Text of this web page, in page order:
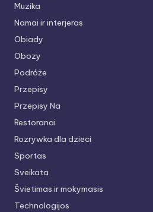
Muzika
Namai ir interjeras
Obiady
Obozy
Podróże
Przepisy
Przepisy Na
Restoranai
Rozrywka dla dzieci
Sportas
Sveikata
Švietimas ir mokymasis
Technologijos